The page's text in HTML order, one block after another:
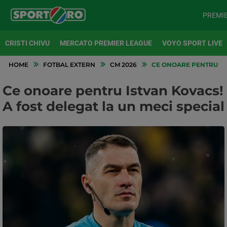
CRISTI CHIVU MERCATO PREMIER LEAGUE VOYO SPORT LIVE
HOME FOTBAL EXTERN CM 2026 CE ONOARE PENTRU
Ce onoare pentru Istvan Kovacs!
A fost delegat la un meci special